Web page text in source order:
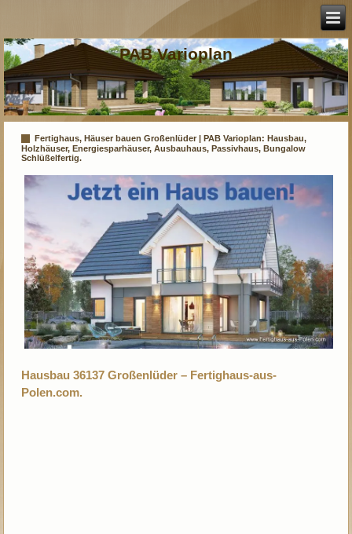
PAB Varioplan
Fertighaus, Häuser bauen Großenlüder | PAB Varioplan: Hausbau,
Holzhäuser, Energiesparhäuser, Ausbauhaus, Passivhaus, Bungalow
Schlüßelfertig.
Hausbau 36137 Großenlüder – Fertighaus-aus-
Polen.com.